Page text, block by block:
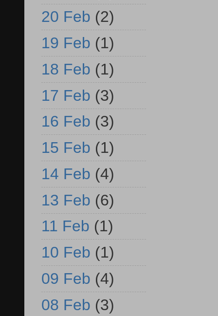
20 Feb (2)
19 Feb (1)
18 Feb (1)
17 Feb (3)
16 Feb (3)
15 Feb (1)
14 Feb (4)
13 Feb (6)
11 Feb (1)
10 Feb (1)
09 Feb (4)
08 Feb (3)